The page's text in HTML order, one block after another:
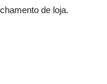
de loja.